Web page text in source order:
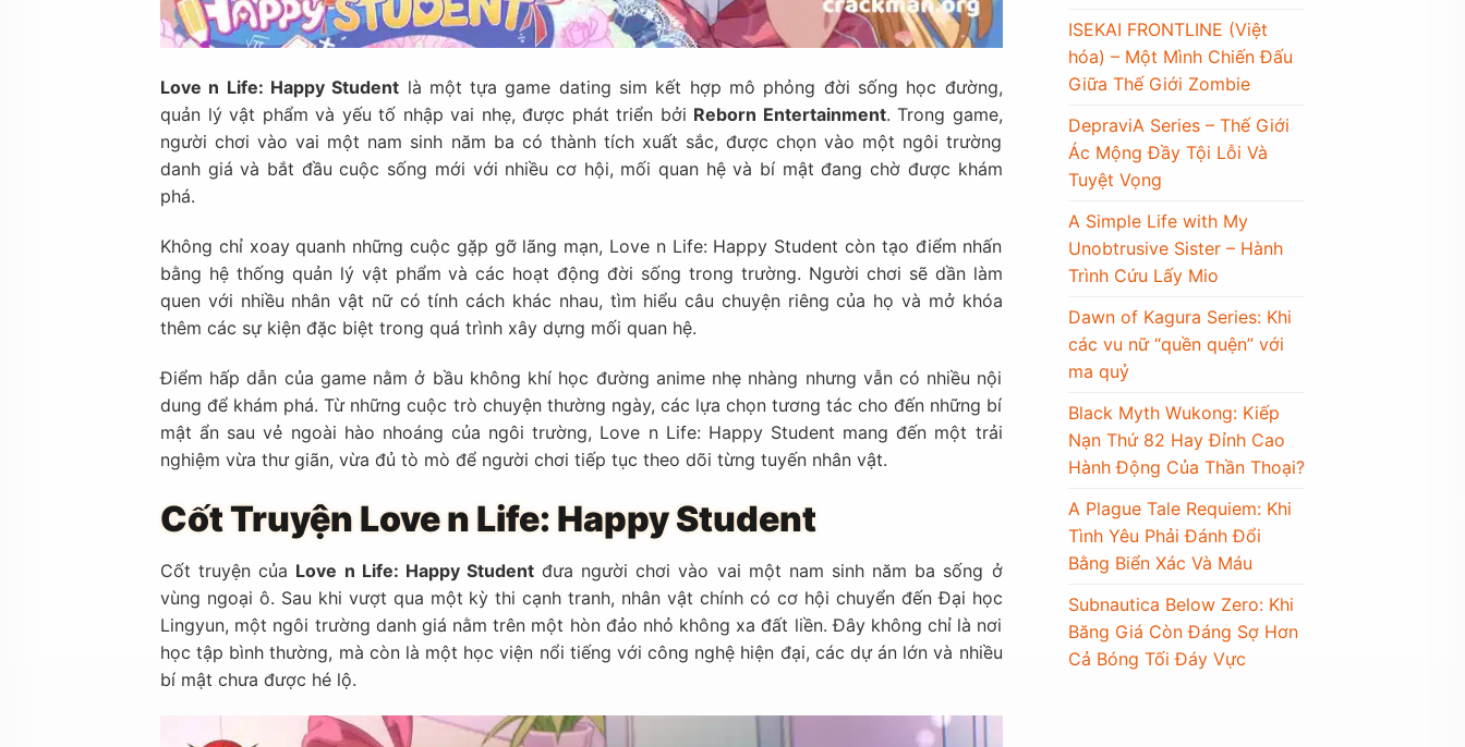
Love n Life: Happy Student là một tựa game dating sim kết hợp mô phỏng đời sống học đường,
quản lý vật phẩm và yếu tố nhập vai nhẹ, được phát triển bởi Reborn Entertainment. Trong game,
người chơi vào vai một nam sinh năm ba có thành tích xuất sắc, được chọn vào một ngôi trường
danh giá và bắt đầu cuộc sống mới với nhiều cơ hội, mối quan hệ và bí mật đang chờ được khám
phá.
Không chỉ xoay quanh những cuộc gặp gỡ lãng mạn, Love n Life: Happy Student còn tạo điểm nhấn
bằng hệ thống quản lý vật phẩm và các hoạt động đời sống trong trường. Người chơi sẽ dần làm
quen với nhiều nhân vật nữ có tính cách khác nhau, tìm hiểu câu chuyện riêng của họ và mở khóa
thêm các sự kiện đặc biệt trong quá trình xây dựng mối quan hệ.
Điểm hấp dẫn của game nằm ở bầu không khí học đường anime nhẹ nhàng nhưng vẫn có nhiều nội
dung để khám phá. Từ những cuộc trò chuyện thường ngày, các lựa chọn tương tác cho đến những bí
mật ẩn sau vẻ ngoài hào nhoáng của ngôi trường, Love n Life: Happy Student mang đến một trải
nghiệm vừa thư giãn, vừa đủ tò mò để người chơi tiếp tục theo dõi từng tuyến nhân vật.
Cốt Truyện Love n Life: Happy Student
Cốt truyện của Love n Life: Happy Studentđưa người chơi vào vai một nam sinh năm ba sống ở
vùng ngoại ô. Sau khi vượt qua một kỳ thi cạnh tranh, nhân vật chính có cơ hội chuyển đến Đại học
Lingyun, một ngôi trường danh giá nằm trên một hòn đảo nhỏ không xa đất liền. Đây không chỉ là nơi
học tập bình thường, mà còn là một học viện nổi tiếng với công nghệ hiện đại, các dự án lớn và nhiều
bí mật chưa được hé lộ.
ISEKAI FRONTLINE (Việt
hóa) – Một Mình Chiến Đấu
Giữa Thế Giới Zombie
DepraviA Series – Thế Giới
Ác Mộng Đầy Tội Lỗi Và
Tuyệt Vọng
A Simple Life with My
Unobtrusive Sister – Hành
Trình Cứu Lấy Mio
Dawn of Kagura Series: Khi
các vu nữ “quền quện” với
ma quỷ
Black Myth Wukong: Kiếp
Nạn Thứ 82 Hay Đỉnh Cao
Hành Động Của Thần Thoại?
A Plague Tale Requiem: Khi
Tình Yêu Phải Đánh Đổi
Bằng Biển Xác Và Máu
Subnautica Below Zero: Khi
Băng Giá Còn Đáng Sợ Hơn
Cả Bóng Tối Đáy Vực